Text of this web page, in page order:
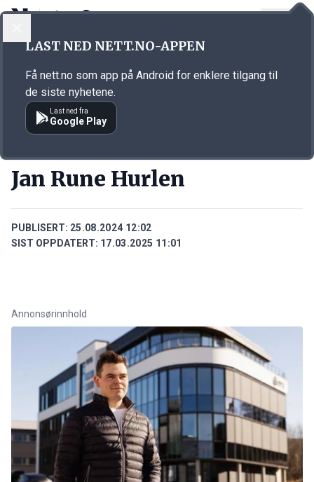
Annonsørinnhold
Jan Rune Hurlen
PUBLISERT: 25.08.2024 12:02
SIST OPPDATERT: 17.03.2025 11:01
Annonsørinnhold
LAST NED NETT.NO-APPEN
Få nett.no som app på Android for enklere tilgang til
de siste nyhetene.
Last ned fra
Google Play